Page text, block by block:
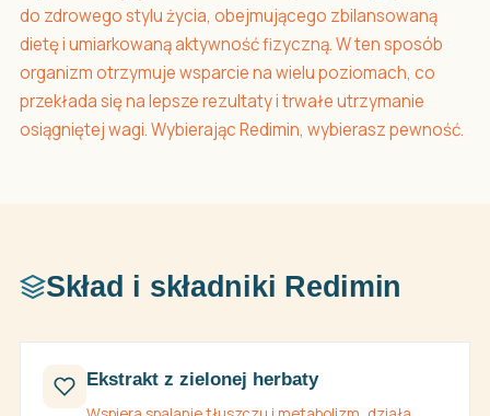
do zdrowego stylu życia, obejmującego zbilansowaną
dietę i umiarkowaną aktywność fizyczną. W ten sposób
organizm otrzymuje wsparcie na wielu poziomach, co
przekłada się na lepsze rezultaty i trwałe utrzymanie
osiągniętej wagi. Wybierając Redimin, wybierasz pewność.
Skład i składniki Redimin
Ekstrakt z zielonej herbaty